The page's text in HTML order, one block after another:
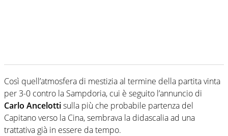
Così quell’atmosfera di mestizia al termine della partita vinta
per 3-0 contro la Sampdoria, cui è seguito l’annuncio di
Carlo Ancelottisulla più che probabile partenza del
Capitano verso la Cina, sembrava la didascalia ad una
trattativa già in essere da tempo.